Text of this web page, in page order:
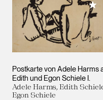
Postkarte von Adele Harms
Edith und Egon Schiele I.
Adele Harms, Edith
Egon Schiele